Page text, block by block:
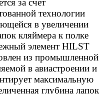
технологии
в увеличении
кляймера к полке
элемент HILST
из промышленной
в авиастроении и
максимальную
глубина лапок